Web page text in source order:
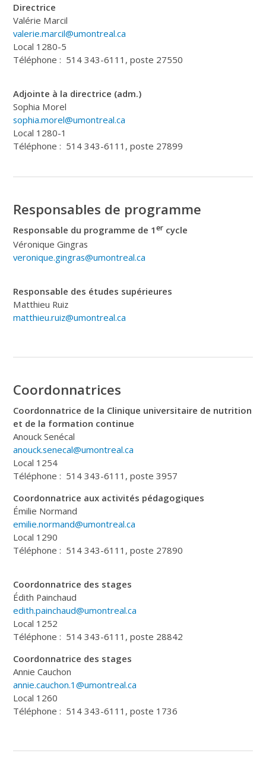
Directrice
Valérie Marcil
valerie.marcil@umontreal.ca
Local 1280-5
Téléphone : 514 343-6111, poste 27550
Adjointe à la directrice (adm.)
Sophia Morel
sophia.morel@umontreal.ca
Local 1280-1
Téléphone : 514 343-6111, poste 27899
Responsables de programme
Responsable du programme de 1er cycle
Véronique Gingras
veronique.gingras@umontreal.ca
Responsable des études supérieures
Matthieu Ruiz
matthieu.ruiz@umontreal.ca
Coordonnatrices
Coordonnatrice de la Clinique universitaire de nutrition
et de la formation continue
Anouck Senécal
anouck.senecal@umontreal.ca
Local 1254
Téléphone : 514 343-6111, poste 3957
Coordonnatrice aux activités pédagogiques
Émilie Normand
emilie.normand@umontreal.ca
Local 1290
Téléphone : 514 343-6111, poste 27890
Coordonnatrice des stages
Édith Painchaud
edith.painchaud@umontreal.ca
Local 1252
Téléphone : 514 343-6111, poste 28842
Coordonnatrice des stages
Annie Cauchon
annie.cauchon.1@umontreal.ca
Local 1260
Téléphone : 514 343-6111, poste 1736